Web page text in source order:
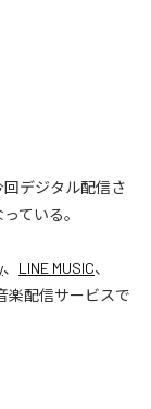
回デジタル配信さ
ている。
、 LINE MUSIC、
楽配信サービスで